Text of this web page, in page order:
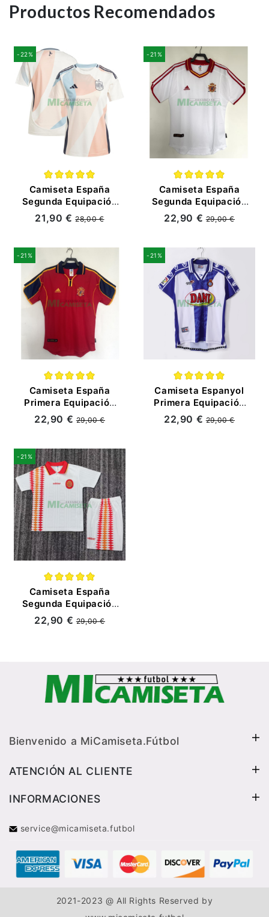
Productos Recomendados
-22%
Camiseta España
Segunda Equipación
la EURO Femenina
2025 Mujer
21,90 €28,00 €
-21%
Camiseta España
Segunda Equipación
Retro 2000 Blanco
22,90 €29,00 €
-21%
Camiseta España
Primera Equipación
Retro 2000 Rojo
22,90 €29,00 €
-21%
Camiseta Espanyol
Primera Equipación
Retro 1990/00
Azul/Blanco
22,90 €29,00 €
-21%
Camiseta España
Segunda Equipación
Retro 1994 Blanco
Niño Kit
22,90 €29,00 €
Bienvenido a MiCamiseta.Fútbol
ATENCIÓN AL CLIENTE
INFORMACIONES
service@micamiseta.futbol
2021-2023 @ All Rights Reserved by